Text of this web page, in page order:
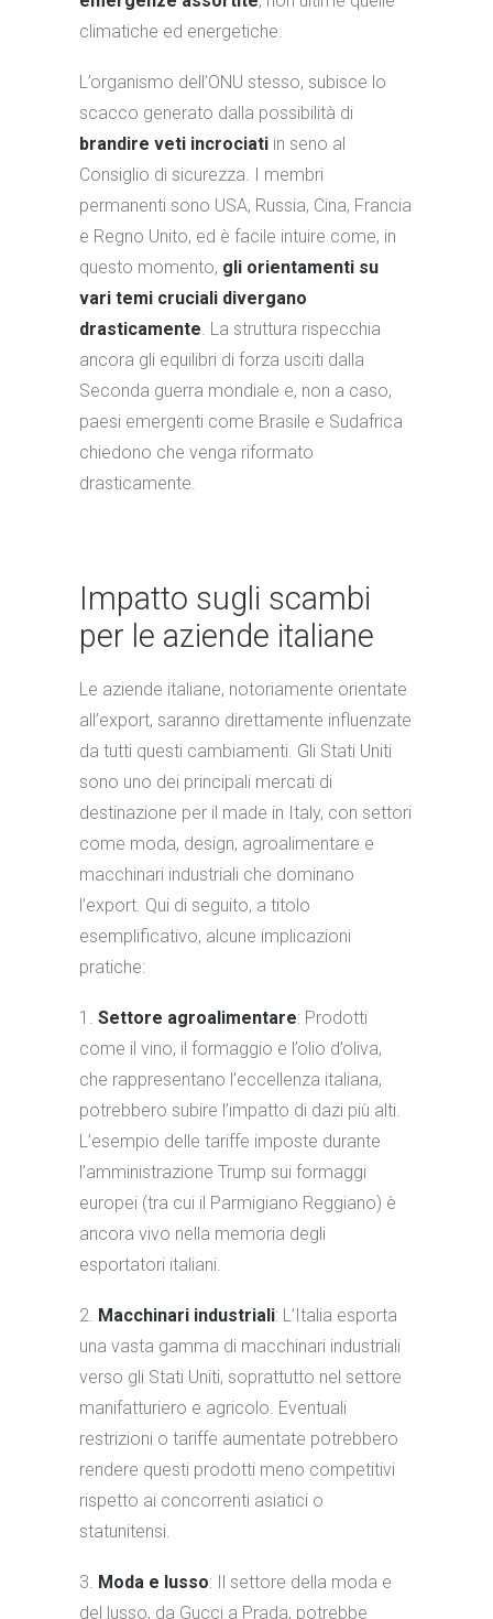
climatiche ed energetiche.
L’organismo dell’ONU stesso, subisce lo
scacco generato dalla possibilità di
brandire veti incrociati in seno al
Consiglio di sicurezza. I membri
permanenti sono USA, Russia, Cina, Francia
e Regno Unito, ed è facile intuire come, in
questo momento, gli orientamenti su
vari temi cruciali divergano
drasticamente. La struttura rispecchia
ancora gli equilibri di forza usciti dalla
Seconda guerra mondiale e, non a caso,
paesi emergenti come Brasile e Sudafrica
chiedono che venga riformato
drasticamente.
Impatto sugli scambi
per le aziende italiane
Le aziende italiane, notoriamente orientate
all’export, saranno direttamente influenzate
da tutti questi cambiamenti. Gli Stati Uniti
sono uno dei principali mercati di
destinazione per il made in Italy, con settori
come moda, design, agroalimentare e
macchinari industriali che dominano
l’export. Qui di seguito, a titolo
esemplificativo, alcune implicazioni
pratiche:
1. Settore agroalimentare: Prodotti
come il vino, il formaggio e l’olio d’oliva,
che rappresentano l’eccellenza italiana,
potrebbero subire l’impatto di dazi più alti.
L’esempio delle tariffe imposte durante
l’amministrazione Trump sui formaggi
europei (tra cui il Parmigiano Reggiano) è
ancora vivo nella memoria degli
esportatori italiani.
2. Macchinari industriali: L’Italia esporta
una vasta gamma di macchinari industriali
verso gli Stati Uniti, soprattutto nel settore
manifatturiero e agricolo. Eventuali
restrizioni o tariffe aumentate potrebbero
rendere questi prodotti meno competitivi
rispetto ai concorrenti asiatici o
statunitensi.
3. Moda e lusso: Il settore della moda e
del lusso, da Gucci a Prada, potrebbe